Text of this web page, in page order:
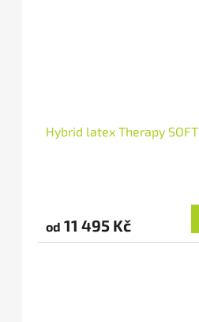
Hybrid latex Therapy SOFT
od 11 495 Kč